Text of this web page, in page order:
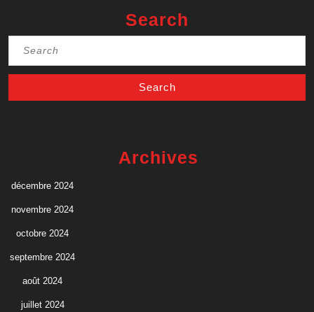
Search
Archives
décembre 2024
novembre 2024
octobre 2024
septembre 2024
août 2024
juillet 2024